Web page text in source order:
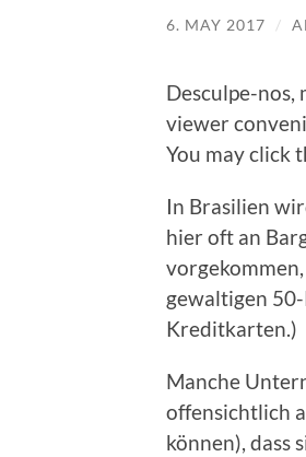
6. MAY 2017 /
Desculpe-nos,
view­er
You may click
In Bra­si­li­en
hier oft an
gewal­ti­gen
Kreditkarten.)
Man­che
offen­sicht­lich
kön­nen), dass